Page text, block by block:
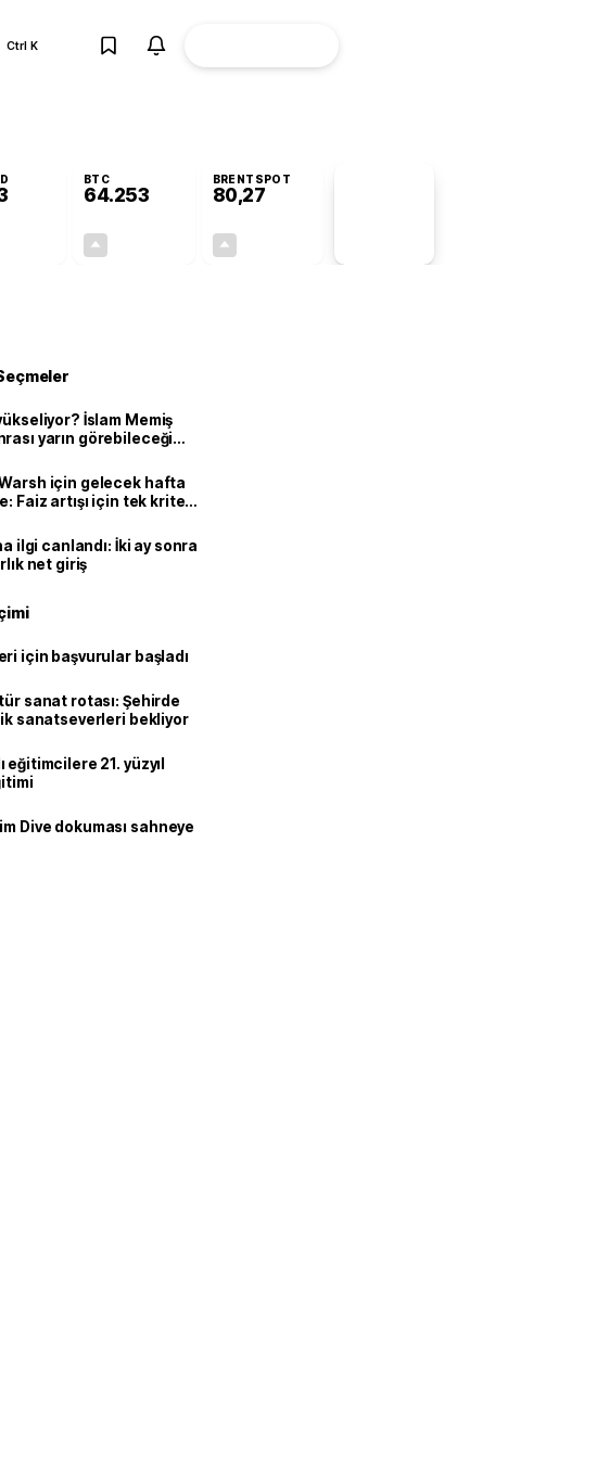
Ctrl K
BTC
64.253
BRENTSPOT
80,27
İslam Memiş
yarın görebileceği
Warsh için gelecek hafta
Faiz artışı için tek kriter
ilgi canlandı: İki ay sonra
net giriş
için başvurular başladı
sanat rotası: Şehirde
sanatseverleri bekliyor
eğitimcilere 21. yüzyıl
Dive dokuması sahneye